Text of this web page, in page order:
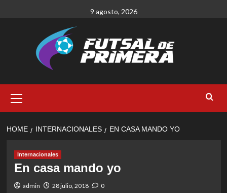
9 agosto, 2026
Menu
HOME INTERNACIONALES EN CASA MANDO YO
Internacionales
En casa mando yo
admin 28 julio, 2018 0